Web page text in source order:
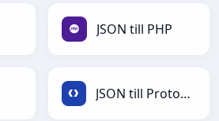
JSON till PHP
JSON till Protobuf